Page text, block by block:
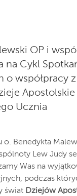
OP i
na Cykl
o współpracy
Apostolskie
Ucznia
o. Benedykta
Lew Judy
Was na
podczas
świat Dziejów